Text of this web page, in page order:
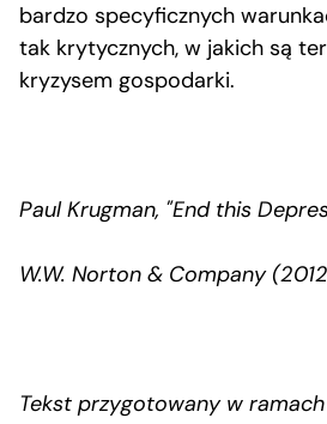
bardzo specyficznych
tak krytycznych, w jakich są
kryzysem gospodarki.
Paul Krugman, "End this
W.W. Norton & Company
Tekst przygotowany w